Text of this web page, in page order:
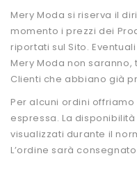
Mery Moda si riserva il
momento i prezzi dei
riportati sul Sito.
Mery Moda non
Clienti che abbiano già
Per alcuni ordini
espressa. La
visualizzati durante il
L’ordine sarà